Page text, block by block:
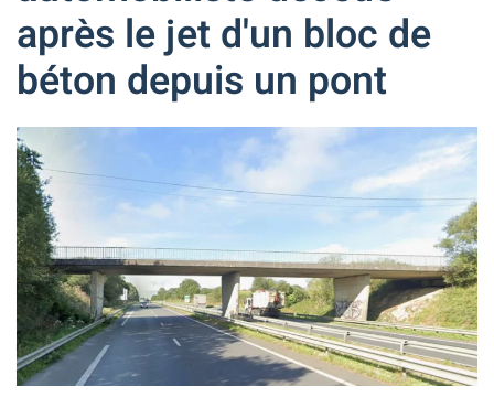
après le jet d'un bloc de
béton depuis un pont